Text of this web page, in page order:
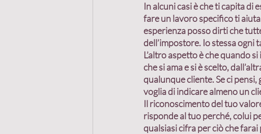
In alcuni casi è che ti capita di
fare un lavoro specifico ti
esperienza posso dirti che
dell’impostore. Io stessa ogni
L’altro aspetto è che quando
che si ama e si è scelto,
qualunque cliente. Se ci
voglia di indicare almeno un
Il riconoscimento del tuo
risponde al tuo perché, colui
qualsiasi cifra per ciò che farai